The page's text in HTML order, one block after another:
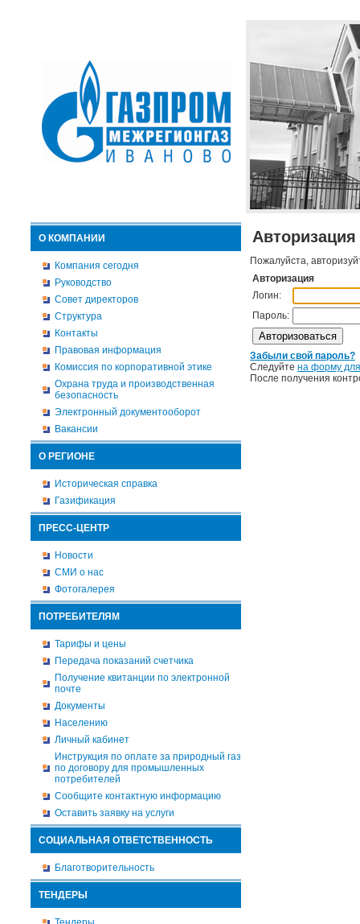
О КОМПАНИИ
Компания сегодня
Руководство
Совет директоров
Структура
Контакты
Правовая информация
Комиссия по корпоративной этике
Охрана труда и производственная
безопасность
Электронный документооборот
Вакансии
О РЕГИОНЕ
Историческая справка
Газификация
ПРЕСС-ЦЕНТР
Новости
СМИ о нас
Фотогалерея
ПОТРЕБИТЕЛЯМ
Тарифы и цены
Передача показаний счетчика
Получение квитанции по электронной
почте
Документы
Населению
Личный кабинет
Инструкция по оплате за природный газ
по договору для промышленных
потребителей
Сообщите контактную информацию
Оставить заявку на услуги
СОЦИАЛЬНАЯ ОТВЕТСТВЕННОСТЬ
Благотворительность
ТЕНДЕРЫ
Авторизация
Пожалуйста,
Авторизация
Логин:
Пароль:
Забыли свой пароль?
Следуйте на форму
После получения